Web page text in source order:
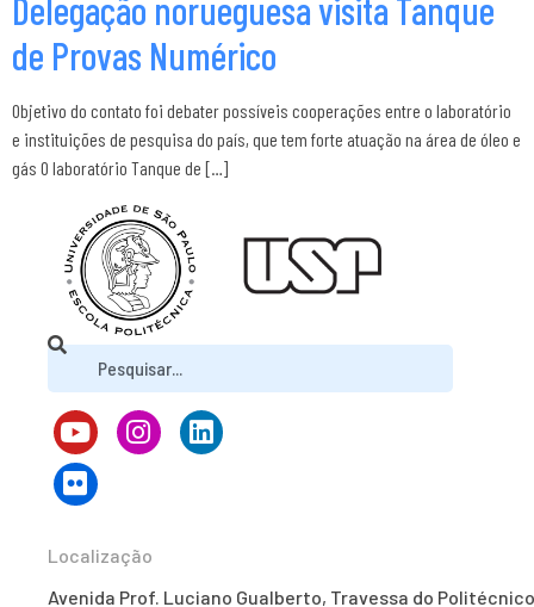
Delegação norueguesa visita Tanque
de Provas Numérico
Objetivo do contato foi debater possíveis cooperações entre o laboratório
e instituições de pesquisa do país, que tem forte atuação na área de óleo e
gás O laboratório Tanque de […]
Localização
Avenida Prof. Luciano Gualberto, Travessa do